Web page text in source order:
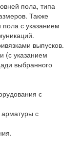
пола, типа
Также
пола с указанием
выпусков.
(с указанием
выбранного
с
с